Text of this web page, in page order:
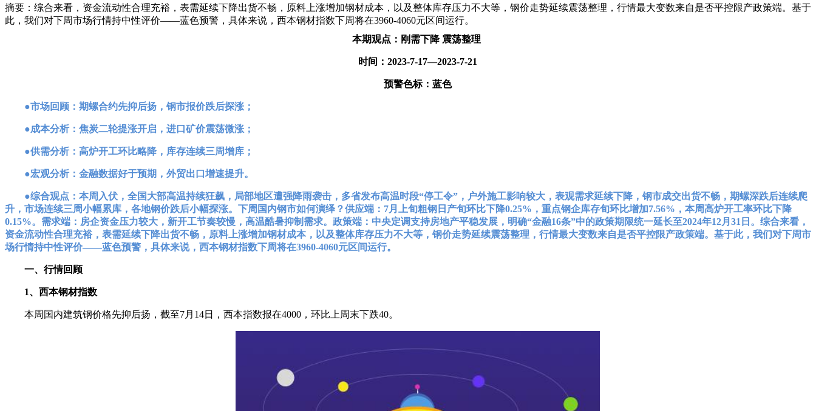
摘要：综合来看，资金流动性合理充裕，表需延续下降出货不畅，原料上涨增加钢材成本，以及整体库存压力不大等，钢价走势延续震荡整理，行情最大变数来自是否平控限产政策端。基于
此，我们对下周市场行情持中性评价——蓝色预警，具体来说，西本钢材指数下周将在3960-4060元区间运行。
本期观点：刚需下降 震荡整理
时间：2023-7-17—2023-7-21
预警色标：蓝色
●市场回顾：期螺合约先抑后扬，钢市报价跌后探涨；
●成本分析：焦炭二轮提涨开启，进口矿价震荡微涨；
●供需分析：高炉开工环比略降，库存连续三周增库；
●宏观分析：金融数据好于预期，外贸出口增速提升。
●综合观点：本周入伏，全国大部高温持续狂飙，局部地区遭强降雨袭击，多省发布高温时段“停工令”，户外施工影响较大，表观需求延续下降，钢市成交出货不畅，期螺深跌后连续爬
升，市场连续三周小幅累库，各地钢价跌后小幅探涨。下周国内钢市如何演绎？供应端：7月上旬粗钢日产旬环比下降0.25%，重点钢企库存旬环比增加7.56%，本周高炉开工率环比下降
0.15%。需求端：房企资金压力较大，新开工节奏较慢，高温酷暑抑制需求。政策端：中央定调支持房地产平稳发展，明确“金融16条”中的政策期限统一延长至2024年12月31日。综合来看，
资金流动性合理充裕，表需延续下降出货不畅，原料上涨增加钢材成本，以及整体库存压力不大等，钢价走势延续震荡整理，行情最大变数来自是否平控限产政策端。基于此，我们对下周市
场行情持中性评价——蓝色预警，具体来说，西本钢材指数下周将在3960-4060元区间运行。
一、行情回顾
1、西本钢材指数
本周国内建筑钢价格先抑后扬，截至7月14日，西本指数报在4000，环比上周末下跌40。